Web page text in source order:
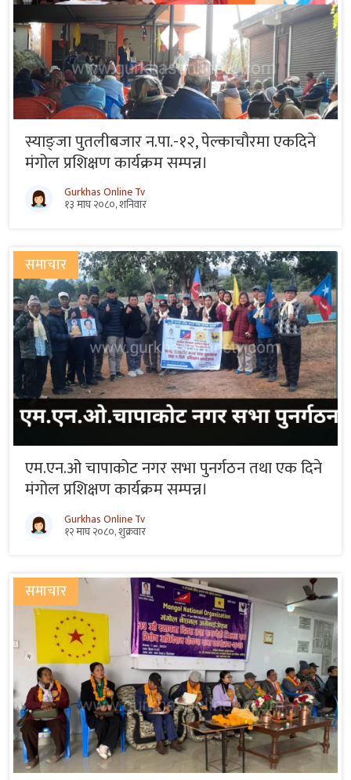
स्याङ्जा पुतलीबजार न.पा.-१२, पेल्काचौरमा एकदिने
मंगोल प्रशिक्षण कार्यक्रम सम्पन्न।
Gurkhas Online Tv
१३ माघ २०८०, शनिवार
समाचार
एम.एन.ओ चापाकोट नगर सभा पुनर्गठन तथा एक दिने
मंगोल प्रशिक्षण कार्यक्रम सम्पन्न।
Gurkhas Online Tv
१२ माघ २०८०, शुक्रवार
समाचार